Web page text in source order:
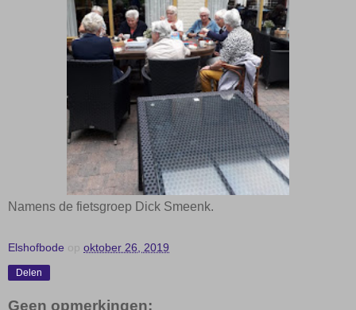
Namens de fietsgroep Dick Smeenk.
Elshofbode op oktober 26, 2019
Delen
Geen opmerkingen: